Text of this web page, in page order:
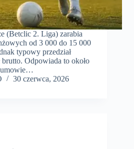
(Betclic 2. Liga) zarabia
od 3 000 do 15 000
typowy przedział
Odpowiada to około
umowie…
30 czerwca, 2026